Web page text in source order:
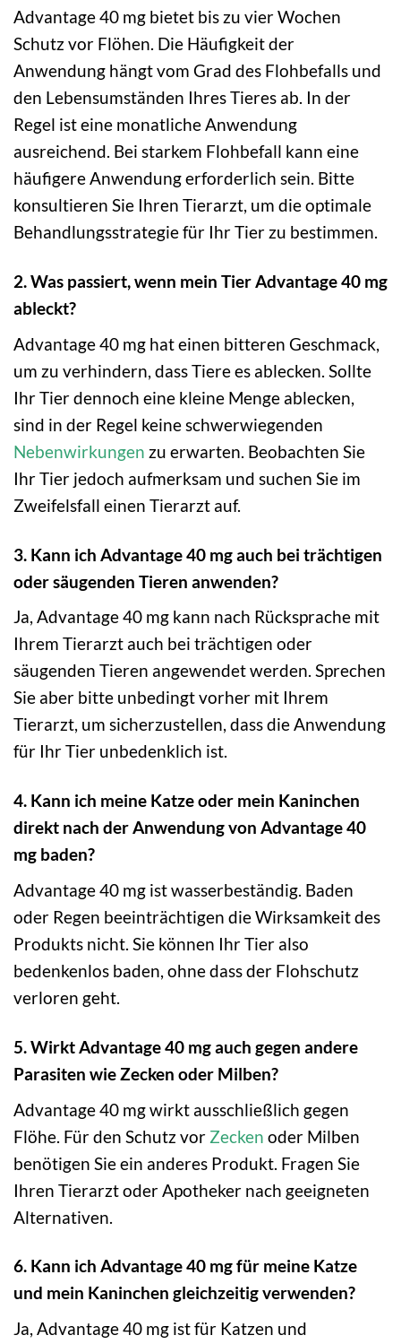
Advantage 40 mg bietet bis zu vier Wochen
Schutz vor Flöhen. Die Häufigkeit der
Anwendung hängt vom Grad des Flohbefalls und
den Lebensumständen Ihres Tieres ab. In der
Regel ist eine monatliche Anwendung
ausreichend. Bei starkem Flohbefall kann eine
häufigere Anwendung erforderlich sein. Bitte
konsultieren Sie Ihren Tierarzt, um die optimale
Behandlungsstrategie für Ihr Tier zu bestimmen.
2. Was passiert, wenn mein Tier Advantage 40 mg
ableckt?
Advantage 40 mg hat einen bitteren Geschmack,
um zu verhindern, dass Tiere es ablecken. Sollte
Ihr Tier dennoch eine kleine Menge ablecken,
sind in der Regel keine schwerwiegenden
Nebenwirkungen zu erwarten. Beobachten Sie
Ihr Tier jedoch aufmerksam und suchen Sie im
Zweifelsfall einen Tierarzt auf.
3. Kann ich Advantage 40 mg auch bei trächtigen
oder säugenden Tieren anwenden?
Ja, Advantage 40 mg kann nach Rücksprache mit
Ihrem Tierarzt auch bei trächtigen oder
säugenden Tieren angewendet werden. Sprechen
Sie aber bitte unbedingt vorher mit Ihrem
Tierarzt, um sicherzustellen, dass die Anwendung
für Ihr Tier unbedenklich ist.
4. Kann ich meine Katze oder mein Kaninchen
direkt nach der Anwendung von Advantage 40
mg baden?
Advantage 40 mg ist wasserbeständig. Baden
oder Regen beeinträchtigen die Wirksamkeit des
Produkts nicht. Sie können Ihr Tier also
bedenkenlos baden, ohne dass der Flohschutz
verloren geht.
5. Wirkt Advantage 40 mg auch gegen andere
Parasiten wie Zecken oder Milben?
Advantage 40 mg wirkt ausschließlich gegen
Flöhe. Für den Schutz vor Zecken oder Milben
benötigen Sie ein anderes Produkt. Fragen Sie
Ihren Tierarzt oder Apotheker nach geeigneten
Alternativen.
6. Kann ich Advantage 40 mg für meine Katze
und mein Kaninchen gleichzeitig verwenden?
Ja, Advantage 40 mg ist für Katzen und